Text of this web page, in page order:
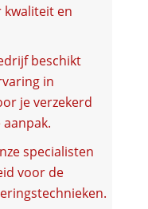
en
beschikt
in
je verzekerd
specialisten
voor de